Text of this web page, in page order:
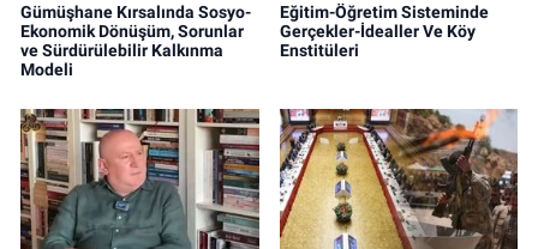
Gümüşhane Kırsalında Sosyo-
Ekonomik Dönüşüm, Sorunlar
ve Sürdürülebilir Kalkınma
Modeli
Eğitim-Öğretim Sisteminde
Gerçekler-İdealler Ve Köy
Enstitüleri